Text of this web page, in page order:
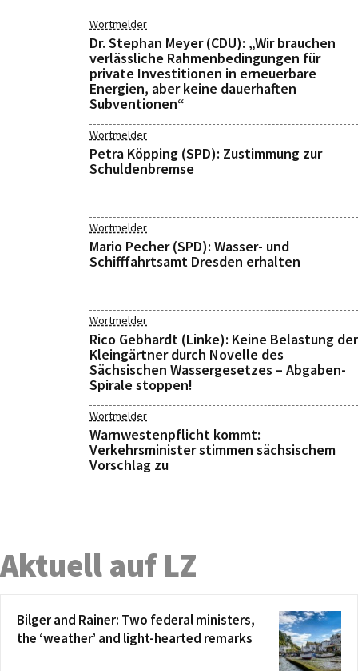
Wortmelder
Dr. Stephan Meyer (CDU): „Wir brauchen
verlässliche Rahmenbedingungen für
private Investitionen in erneuerbare
Energien, aber keine dauerhaften
Subventionen“
Wortmelder
Petra Köpping (SPD): Zustimmung zur
Schuldenbremse
Wortmelder
Mario Pecher (SPD): Wasser- und
Schifffahrtsamt Dresden erhalten
Wortmelder
Rico Gebhardt (Linke): Keine Belastung der
Kleingärtner durch Novelle des
Sächsischen Wassergesetzes – Abgaben-
Spirale stoppen!
Wortmelder
Warnwestenpflicht kommt:
Verkehrsminister stimmen sächsischem
Vorschlag zu
Aktuell auf LZ
Bilger and Rainer: Two federal ministers,
the ‘weather’ and light-hearted remarks